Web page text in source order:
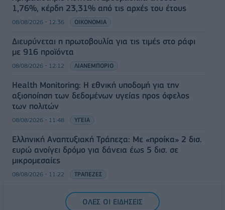
1,76%, κέρδη 23,31% από τις αρχές του έτους
08/08/2026 - 12:36 ΟΙΚΟΝΟΜΙΑ
Διευρύνεται η πρωτοβουλία για τις τιμές στο ράφι
με 916 προϊόντα
08/08/2026 - 12:12 ΛΙΑΝΕΜΠΟΡΙΟ
Health Monitoring: Η εθνική υποδομή για την
αξιοποίηση των δεδομένων υγείας προς όφελος
των πολιτών
08/08/2026 - 11:48 ΥΓΕΙΑ
Ελληνική Αναπτυξιακή Τράπεζα: Με «προίκα» 2 δισ.
ευρώ ανοίγει δρόμο για δάνεια έως 5 δισ. σε
μικρομεσαίες
08/08/2026 - 11:22 ΤΡΑΠΕΖΕΣ
5G παντού, 6G στον ορίζοντα: Πού βρίσκεται η
Ελλάδα στη μεγάλη τεχνολογική μετάβαση
ΟΛΕΣ ΟΙ ΕΙΔΗΣΕΙΣ